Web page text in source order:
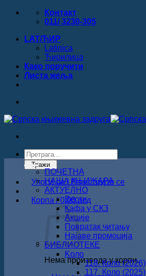
Прескочи
Контакт
011/ 3230-305
LAT/ЋИР
Latinica
Ћирилица
Како поручити
Листa жеља
Products
search
Тражи
Улогуј се / Региструјте се
Корпа /0.00рсд
Нема производа у корпи.
ПОЧЕТНА
НАША КЊИЖАРА
АКТУЕЛНО
Вести
Кафа у СКЗ
Акције
Повратак читању
Најаве промоција
БИБЛИОТЕКЕ
Koло
118. Коло (2026)
117. Коло (2025)